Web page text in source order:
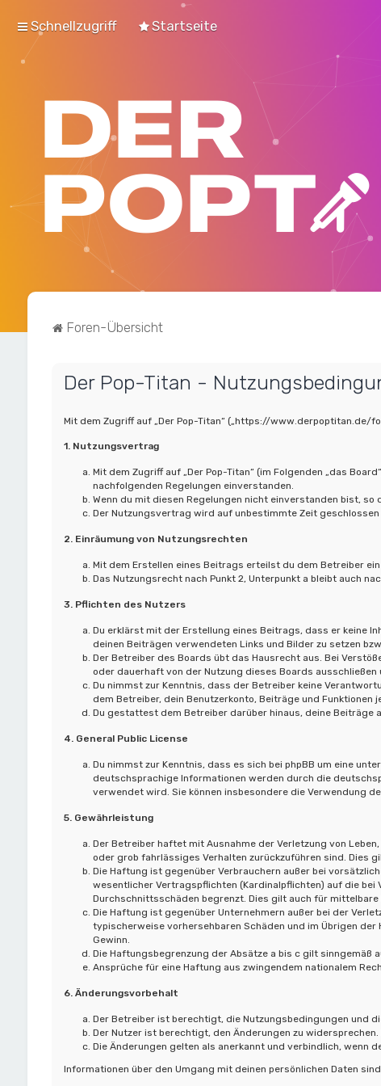
Schnellzugriff Startseite
Foren-Übersicht
Der Pop-Titan -
Mit dem Zugriff auf „Der Pop-Titan“ („https://www.derpoptitan.de/
1. Nutzungsvertrag
Mit dem Zugriff auf „Der Pop-Titan“ (im Folgenden „das
nachfolgenden Regelungen einverstanden.
Wenn du mit diesen Regelungen nicht einverstanden bist,
Der Nutzungsvertrag wird auf unbestimmte Zeit
2. Einräumung von Nutzungsrechten
Mit dem Erstellen eines Beitrags erteilst du dem Betreiber
Das Nutzungsrecht nach Punkt 2, Unterpunkt a bleibt auch
3. Pflichten des Nutzers
Du erklärst mit der Erstellung eines Beitrags, dass er keine
deinen Beiträgen verwendeten Links und Bilder zu setzen
Der Betreiber des Boards übt das Hausrecht aus. Bei
oder dauerhaft von der Nutzung dieses Boards ausschließen
Du nimmst zur Kenntnis, dass der Betreiber keine
dem Betreiber, dein Benutzerkonto, Beiträge und Funktionen
Du gestattest dem Betreiber darüber hinaus, deine Beiträge
4. General Public License
Du nimmst zur Kenntnis, dass es sich bei phpBB um eine
deutschsprachige Informationen werden durch die
verwendet wird. Sie können insbesondere die Verwendung
5. Gewährleistung
Der Betreiber haftet mit Ausnahme der Verletzung von
oder grob fahrlässiges Verhalten zurückzuführen sind. Dies
Die Haftung ist gegenüber Verbrauchern außer bei
wesentlicher Vertragspflichten (Kardinalpflichten) auf die
Durchschnittsschäden begrenzt. Dies gilt auch für
Die Haftung ist gegenüber Unternehmern außer bei der
typischerweise vorhersehbaren Schäden und im Übrigen
Gewinn.
Die Haftungsbegrenzung der Absätze a bis c gilt
Ansprüche für eine Haftung aus zwingendem nationalem
6. Änderungsvorbehalt
Der Betreiber ist berechtigt, die Nutzungsbedingungen und
Der Nutzer ist berechtigt, den Änderungen zu
Die Änderungen gelten als anerkannt und verbindlich, wenn
Informationen über den Umgang mit deinen persönlichen Daten